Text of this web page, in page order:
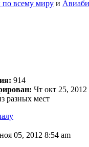
всему миру и
914
Чт окт 25, 2012
разных мест
05, 2012 8:54 am